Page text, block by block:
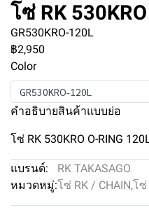
โซ่ RK
GR530KRO-120L
฿2,950
Color
GR530KRO-120L
คำอธิบายสินค้าแบบย่อ
โซ่ RK 530KRO O-RING
แบรนด์:
RK TAKASAGO
หมวดหมู่:โซ่ RK / CHAIN,โซ่